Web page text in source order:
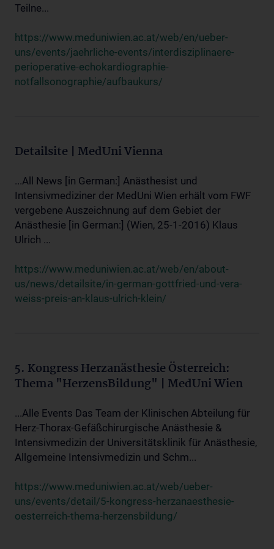
Teilne...
https://www.meduniwien.ac.at/web/en/ueber-
uns/events/jaehrliche-events/interdisziplinaere-
perioperative-echokardiographie-
notfallsonographie/aufbaukurs/
Detailsite | MedUni Vienna
...All News [in German:] Anästhesist und
Intensivmediziner der MedUni Wien erhält vom FWF
vergebene Auszeichnung auf dem Gebiet der
Anästhesie [in German:] (Wien, 25-1-2016) Klaus
Ulrich ...
https://www.meduniwien.ac.at/web/en/about-
us/news/detailsite/in-german-gottfried-und-vera-
weiss-preis-an-klaus-ulrich-klein/
5. Kongress Herzanästhesie Österreich:
Thema "HerzensBildung" | MedUni Wien
...Alle Events Das Team der Klinischen Abteilung für
Herz-Thorax-Gefäßchirurgische Anästhesie &
Intensivmedizin der Universitätsklinik für Anästhesie,
Allgemeine Intensivmedizin und Schm...
https://www.meduniwien.ac.at/web/ueber-
uns/events/detail/5-kongress-herzanaesthesie-
oesterreich-thema-herzensbildung/